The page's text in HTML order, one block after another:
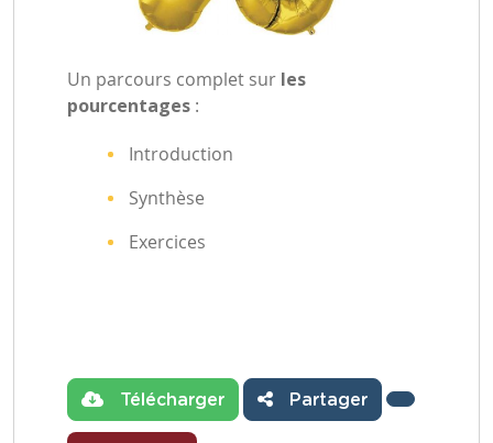
Un parcours complet sur les
pourcentages :
Introduction
Synthèse
Exercices
Télécharger Partager